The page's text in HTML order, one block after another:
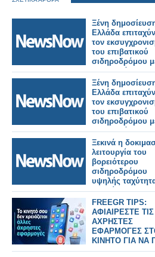
Ξένη
Ελλάδα
τον
του επιβατικού
σιδηροδρόμου
ηλεκτρικά και
υβριδικά τρένα.
Ξένη
Ελλάδα
τον
του επιβατικού
σιδηροδρόμου
ηλεκτρικά και
υβριδικά τρένα.
Ξεκινά η
λειτουργία του
βορειότερου
σιδηροδρόμου
υψηλής
της Κίνας.
FREEGR TIPS:
ΑΦΙΑΙΡΕΣΤΕ ΤΙΣ
ΑΧΡΗΣΤΕΣ
ΕΦΑΡΜΟΓΕΣ
ΚΙΝΗΤΟ ΓΙΑ ΝΑ
ΠΙΟ ΓΡΗΓΟΡΟ